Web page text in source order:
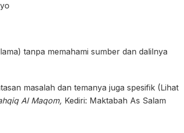
tanpa memahami sumber dan dalilnya
masalah dan temanya juga spesifik (Lihat
Al Maqom, Kediri: Maktabah As Salam